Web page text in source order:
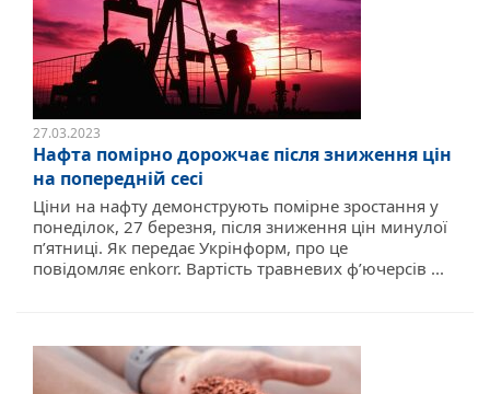
27.03.2023
Нафта помірно дорожчає після зниження цін
на попередній сесі
Ціни на нафту демонструють помірне зростання у
понеділок, 27 березня, після зниження цін минулої
п’ятниці. Як передає Укрінформ, про це
повідомляє enkorr. Вартість травневих ф’ючерсів ...